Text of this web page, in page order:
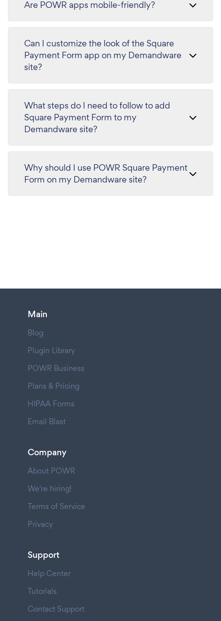
Are POWR apps mobile-friendly?
Can I customize the look of the Square
Payment Form app on my Demandware
site?
What steps do I need to follow to add
Square Payment Form to my
Demandware site?
Why should I use POWR Square Payment
Form on my Demandware site?
Main
Blog
Plugin Library
POWR Business
Plans & Pricing
HIPAA Forms
Email Blast
Company
About POWR
We're hiring!
Terms of Service
Privacy
Support
Help Center
Tutorials
Contact Support